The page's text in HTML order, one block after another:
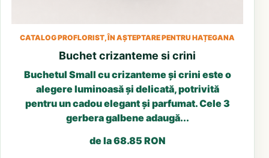
CATALOG PROFLORIST, ÎN AȘTEPTARE PENTRU HAȚEGANA
Buchet crizanteme si crini
Buchetul Small cu crizanteme și crini este o
alegere luminoasă și delicată, potrivită
pentru un cadou elegant și parfumat. Cele 3
gerbera galbene adaugă...
de la 68.85 RON